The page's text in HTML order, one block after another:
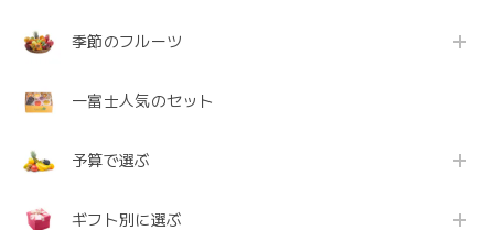
季節のフルーツ
一富士人気のセット
予算で選ぶ
ギフト別に選ぶ